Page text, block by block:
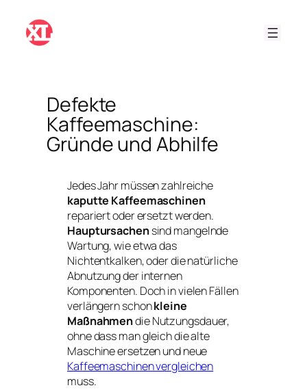
Inhalt
springen
Defekte
Kaffeemaschine:
Gründe und Abhilfe
Jedes Jahr müssen zahlreiche
kaputte Kaffeemaschinen
repariert oder ersetzt werden.
Hauptursachensind mangelnde
Wartung, wie etwa das
Nichtentkalken, oder die natürliche
Abnutzung der internen
Komponenten. Doch in vielen Fällen
verlängern schonkleine
Maßnahmendie Nutzungsdauer,
ohne dass man gleich die alte
Maschine ersetzen und neue
Kaffeemaschinen vergleichen
muss.